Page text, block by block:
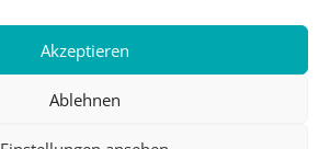
Akzeptieren
Ablehnen
Kontakt
Cookie-Richtlinie (EU)